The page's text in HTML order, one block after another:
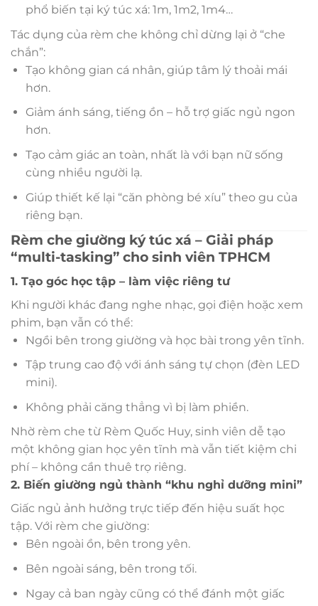
phổ biến tại ký túc xá: 1m, 1m2, 1m4…
Tác dụng của rèm che không chỉ dừng lại ở “che
chắn”:
Tạo không gian cá nhân, giúp tâm lý thoải mái
hơn.
Giảm ánh sáng, tiếng ồn – hỗ trợ giấc ngủ ngon
hơn.
Tạo cảm giác an toàn, nhất là với bạn nữ sống
cùng nhiều người lạ.
Giúp thiết kế lại “căn phòng bé xíu” theo gu của
riêng bạn.
Rèm che giường ký túc xá – Giải pháp
“multi-tasking” cho sinh viên TPHCM
1. Tạo góc học tập – làm việc riêng tư
Khi người khác đang nghe nhạc, gọi điện hoặc xem
phim, bạn vẫn có thể:
Ngồi bên trong giường và học bài trong yên tĩnh.
Tập trung cao độ với ánh sáng tự chọn (đèn LED
mini).
Không phải căng thẳng vì bị làm phiền.
Nhờ rèm che từ Rèm Quốc Huy, sinh viên dễ tạo
một không gian học yên tĩnh mà vẫn tiết kiệm chi
phí – không cần thuê trọ riêng.
2. Biến giường ngủ thành “khu nghỉ dưỡng mini”
Giấc ngủ ảnh hưởng trực tiếp đến hiệu suất học
tập. Với rèm che giường:
Bên ngoài ồn, bên trong yên.
Bên ngoài sáng, bên trong tối.
Ngay cả ban ngày cũng có thể đánh một giấc